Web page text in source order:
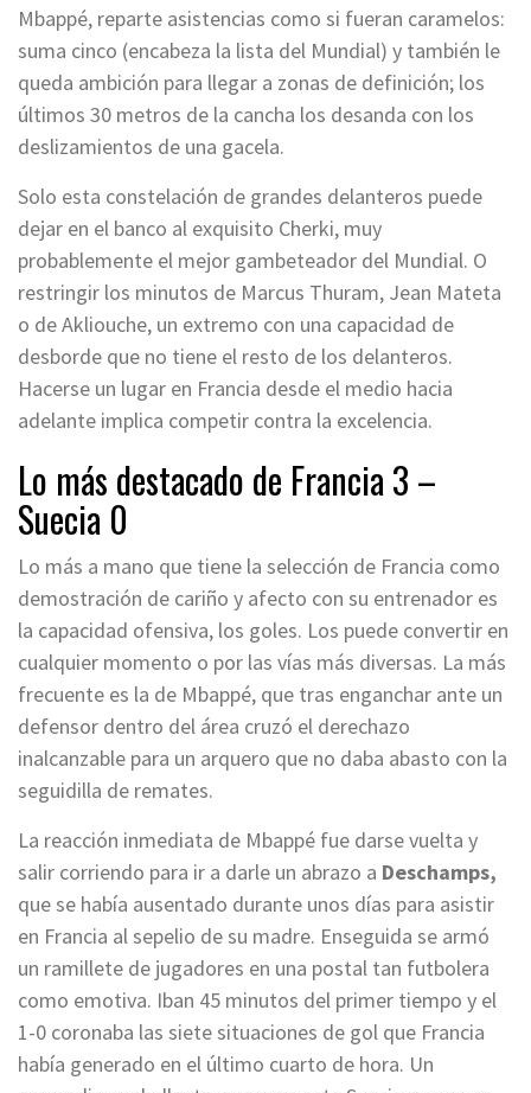
Mbappé, reparte asistencias como si fueran caramelos:
suma cinco (encabeza la lista del Mundial) y también le
queda ambición para llegar a zonas de definición; los
últimos 30 metros de la cancha los desanda con los
deslizamientos de una gacela.
Solo esta constelación de grandes delanteros puede
dejar en el banco al exquisito Cherki, muy
probablemente el mejor gambeteador del Mundial. O
restringir los minutos de Marcus Thuram, Jean Mateta
o de Akliouche, un extremo con una capacidad de
desborde que no tiene el resto de los delanteros.
Hacerse un lugar en Francia desde el medio hacia
adelante implica competir contra la excelencia.
Lo más destacado de Francia 3 –
Suecia 0
Lo más a mano que tiene la selección de Francia como
demostración de cariño y afecto con su entrenador es
la capacidad ofensiva, los goles. Los puede convertir en
cualquier momento o por las vías más diversas. La más
frecuente es la de Mbappé, que tras enganchar ante un
defensor dentro del área cruzó el derechazo
inalcanzable para un arquero que no daba abasto con la
seguidilla de remates.
La reacción inmediata de Mbappé fue darse vuelta y
salir corriendo para ir a darle un abrazo a Deschamps,
que se había ausentado durante unos días para asistir
en Francia al sepelio de su madre. Enseguida se armó
un ramillete de jugadores en una postal tan futbolera
como emotiva. Iban 45 minutos del primer tiempo y el
1-0 coronaba las siete situaciones de gol que Francia
había generado en el último cuarto de hora. Un